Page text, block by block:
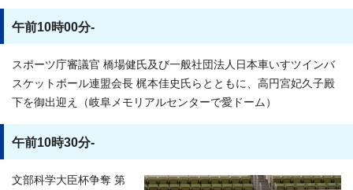
午前10時00分-
スポーツ庁審議官 橋場健氏及び一般社団法人日本車いすツインバ
スケットボール連盟会長 梶本佳史氏らとともに、高円宮妃久子殿
下を御出迎え（岐阜メモリアルセンターで愛ドーム）
午前10時30分-
文部科学大臣杯争奪 第